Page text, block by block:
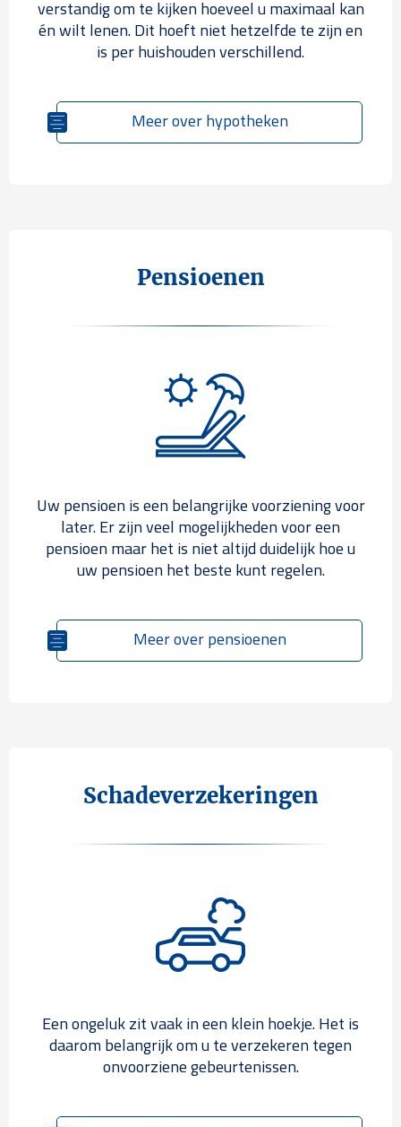
verstandig om te kijken hoeveel u maximaal kan
én wilt lenen. Dit hoeft niet hetzelfde te zijn en
is per huishouden verschillend.
Meer over hypotheken
Pensioenen
Uw pensioen is een belangrijke voorziening voor
later. Er zijn veel mogelijkheden voor een
pensioen maar het is niet altijd duidelijk hoe u
uw pensioen het beste kunt regelen.
Meer over pensioenen
Schadeverzekeringen
Een ongeluk zit vaak in een klein hoekje. Het is
daarom belangrijk om u te verzekeren tegen
onvoorziene gebeurtenissen.